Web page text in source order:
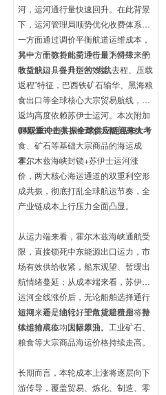
河，运河通行量快速回升。在此背景
下，运河管理局顺势优化收费体系，
一方面通过调价平衡航道运维成本，
另一方面弥补此前通行量下滑带来的
收益缺口，提升运营效益。
其中，干散货船受冲击最为特殊。干
散货航运具备典型的“满载去程、压载
返程”特征，巴西铁矿石输华、黑海粮
食出口等全球核心大宗贸易航线，往
返均高度依赖苏伊士运河。本次附加
费翻倍式上涨，将直接大幅抬高粮
食、矿石等基础大宗商品的海运成
本。
04双重冲击共振全球供应链迎来大考
霍尔木兹海峡封锁+苏伊士运河涨
价，两大核心海运通道的双重利空形
成共振，彻底打乱全球航运节奏，全
产业链成本上行压力全面凸显。
从运力端来看，霍尔木兹海峡通航受
限，直接锁死中东能源出口运力，市
场有效供给收紧，船东观望、暂缓出
航情绪蔓延；从成本端来看，苏伊士
运河全线涨价后，无论船舶选择通行
运河，还是绕行好望角规避费用，整
体运输成本均大幅攀升。
短期来看，油轮、干散货船租金将持
续维持高位，国际原油、工业矿石、
粮食等大宗商品海运价格持续走高。
长期而言，本轮成本上涨将逐层向下
游传导，覆盖贸易、炼化、制造、零